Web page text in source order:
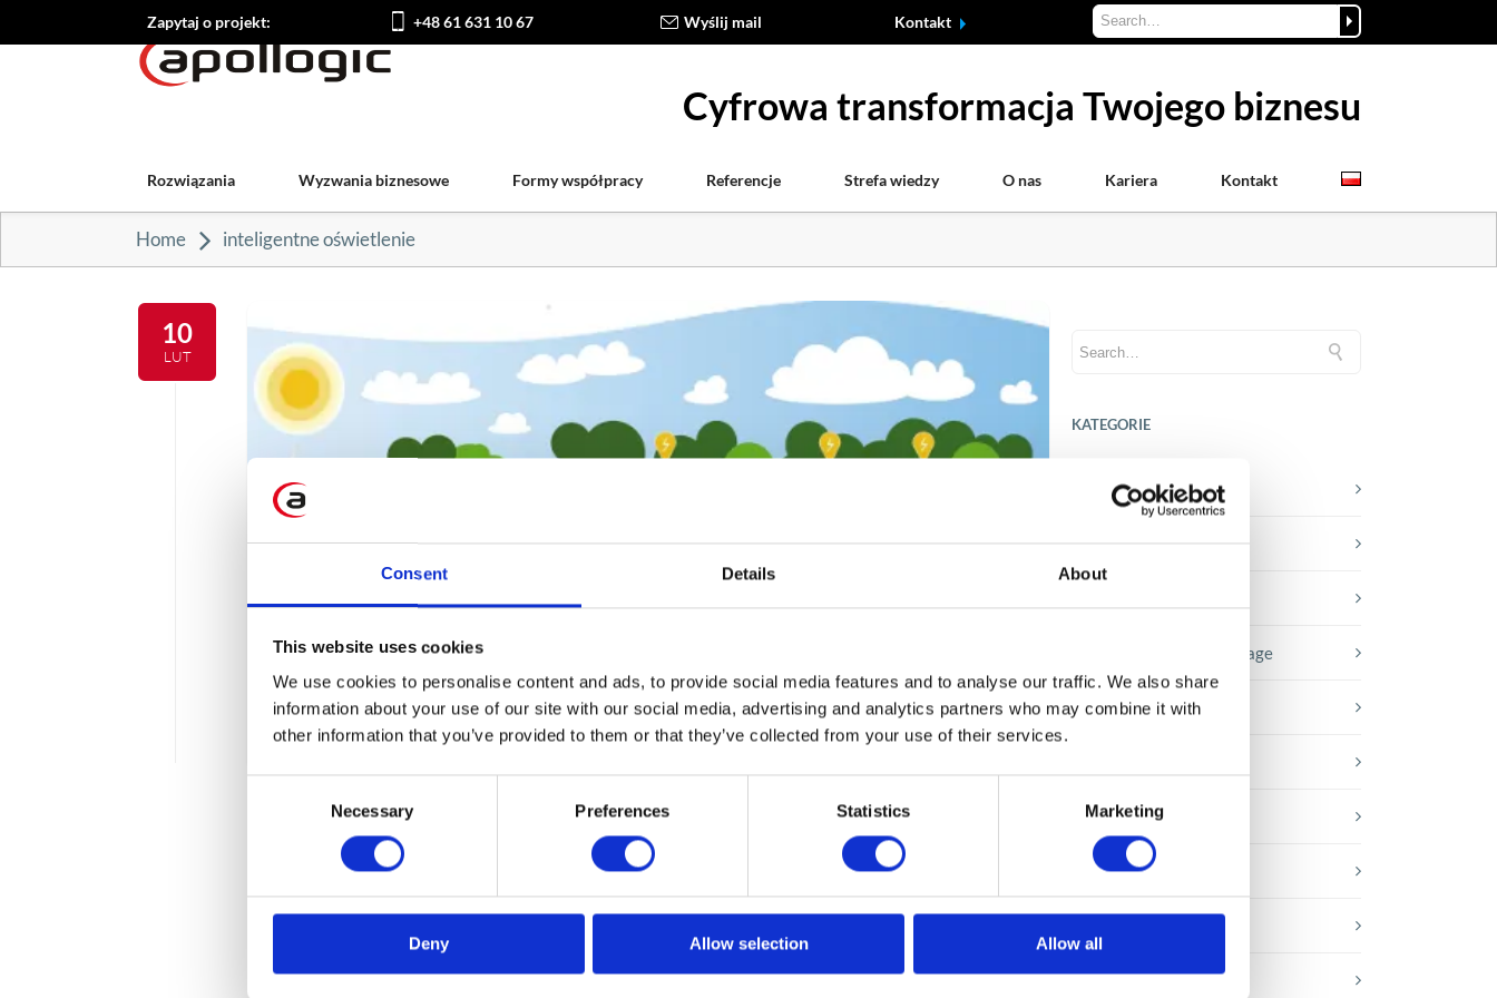
Consent Details About
This website uses cookies
We use cookies to personalise content and ads, to provide social media features and to analyse our traffic. We also share
information about your use of our site with our social media, advertising and analytics partners who may combine it with
other information that you’ve provided to them or that they’ve collected from your use of their services.
Necessary Preferences Statistics Marketing
Deny Allow selection Allow all
Zapytaj o projekt: +48 61 631 10 67 Wyślij mail Kontakt
Cyfrowa transformacja Twojego biznesu
Rozwiązania Wyzwania biznesowe Formy współpracy Referencje Strefa wiedzy O nas Kariera Kontakt
Home inteligentne oświetlenie
10
LUT
10 najciekawszych technologii Smart City!
W dzisiejszym artykule chciałabym zająć się tematem, z którym jestem związana
zawodowo i który w niedalekiej przyszłości będzie dotyczył każdego z nas.
4 min
KATEGORIE
Aktualności prawne
Baza wiedzy
Historie sukcesu front page
Inicjatywy pracowników
Porady karierowe
Rozwiązania Microsoft
Trendy w SAP-ie